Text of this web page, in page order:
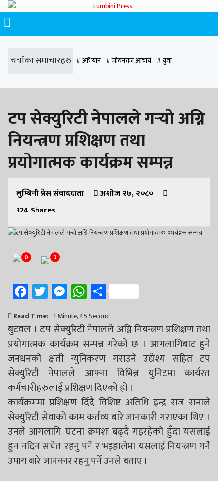
चर्चाका समाचारहरु # अभियान # जीवनराज आचार्य # युवा
# समाज रूपान्तरण # चौराह हस्पिटल # घरजग्गा कारोबार # कपिलवस्तु
# मृत्यु # सडक दुर्घटना # आधुनिक समाज डेन्टल # लुम्बिनी # वर्षा # समृद्धि
# समृद्धि एकेडेमी # काङ्ग्रेस # नेपाली कांग्रेस # बुटवल
# रुपन्देही # रुपन्देही २ # नेकपा # रुपन्देही १ # चुन्न पौडेल # मन्दिर
# सिद्धबाबा # बुटवल उपमहानगरपालिका # बुटवल उपमहान # स्वास्थ्य
टप सेक्युरिटी नेपालले गर्‍यो अग्नि
नियन्त्रण प्रशिक्षण तथा
प्रयोगात्मक कार्यक्रम सम्पन्न
लुम्बिनी प्रेस संवाददाता
अशोज २७, २०८०
324 Shares
0 0
Facebook
Twitter
Messenger
WhatsApp
Share
Read Time: 1 Minute, 45 Second
बुटवल । टप सेक्युरिटी नेपालले अग्नि नियन्त्रण प्रशिक्षण तथा
प्रयोगात्मक कार्यक्रम सम्पन्न गरेको छ । आगलागिबाट हुने
जनधनको क्षती न्युनिकरण गराउने उद्येश्य सहित टप
सेक्युरिटी नेपालले आफ्ना विभिन्न युनिटमा कार्यरत
कर्मचारीहरुलाई प्रशिक्षण दिएको हो ।
कार्यक्रममा प्रशिक्षण दिँदै विशिष्ट अतिथि इन्द्र राज रानाले
सेक्युरिटी सेवाको काम कर्तव्य बारे जानकारी गराएका थिए ।
उनले आगलागि घटना क्रमशः बढ्दै गइरहेको हुँदा यसलाई
हुन नदिन सचेत रहनु पर्ने र भइहालेमा यसलाई नियन्त्रण गर्ने
उपाय बारे जानकार रहनु पर्ने उनले बताए ।